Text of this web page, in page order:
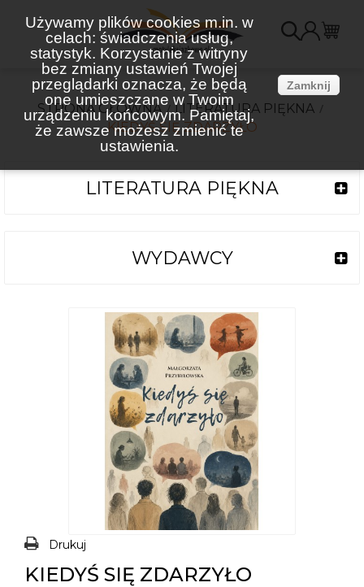
Używamy plików cookies m.in. w
celach: świadczenia usług,
statystyk. Korzystanie z witryny
bez zmiany ustawień Twojej
przeglądarki oznacza, że będą
one umieszczane w Twoim
urządzeniu końcowym. Pamiętaj,
że zawsze możesz zmienić te
ustawienia.
Zamknij
STRONA GŁÓWNA
LITERATURA PIĘKNA
KIEDYŚ SIĘ ZDARZYŁO
LITERATURA PIĘKNA
WYDAWCY
Drukuj
KIEDYŚ SIĘ ZDARZYŁO